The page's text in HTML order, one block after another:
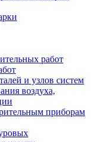
работ
и узлов систем
воздуха,
приборам